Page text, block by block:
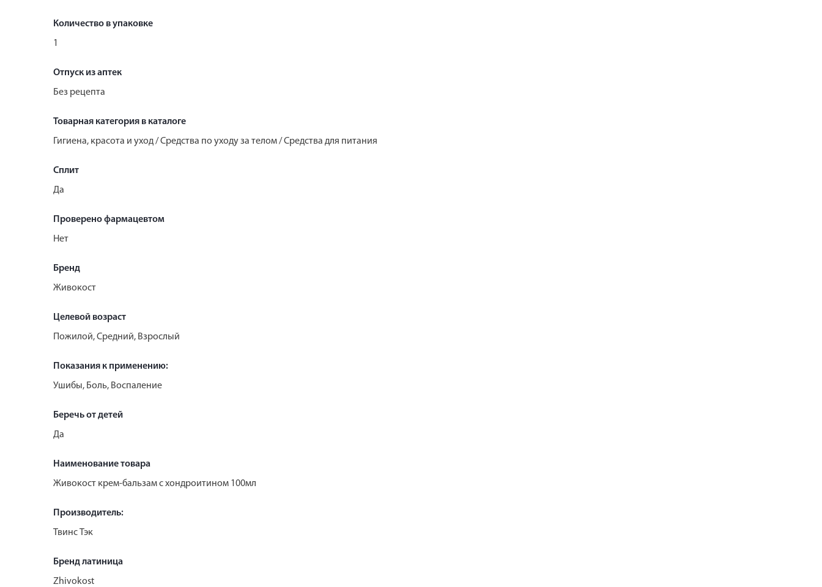
Количество в упаковке
1
Отпуск из аптек
Без рецепта
Товарная категория в каталоге
Гигиена, красота и уход / Средства по уходу за телом / Средства для питания
Сплит
Да
Проверено фармацевтом
Нет
Бренд
Живокост
Целевой возраст
Пожилой, Средний, Взрослый
Показания к применению:
Ушибы, Боль, Воспаление
Беречь от детей
Да
Наименование товара
Живокост крем-бальзам с хондроитином 100мл
Производитель:
Твинс Тэк
Бренд латиница
Zhivokost